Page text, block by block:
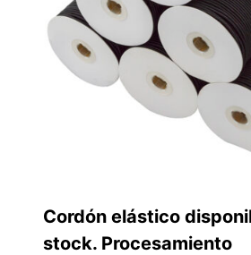
Cordón elástico
stock. Procesamiento